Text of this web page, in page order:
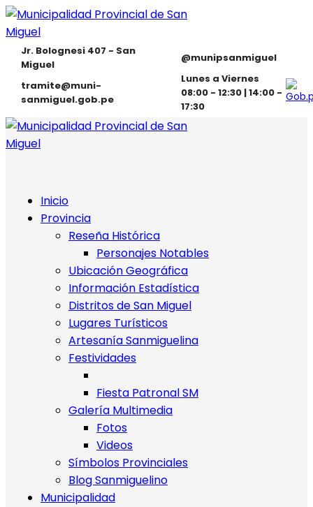
Jr. Bolognesi 407 - San
Miguel
@munipsanmiguel
tramite@muni-
sanmiguel.gob.pe
Lunes a Viernes
08:00 - 12:30 | 14:00 -
17:30
Inicio
Provincia
Reseña Histórica
Personajes Notables
Ubicación Geográfica
Información Estadística
Distritos de San Miguel
Lugares Turísticos
Artesanía Sanmiguelina
Festividades
Fiesta Patronal SM
Galería Multimedia
Fotos
Videos
Símbolos Provinciales
Blog Sanmiguelino
Municipalidad